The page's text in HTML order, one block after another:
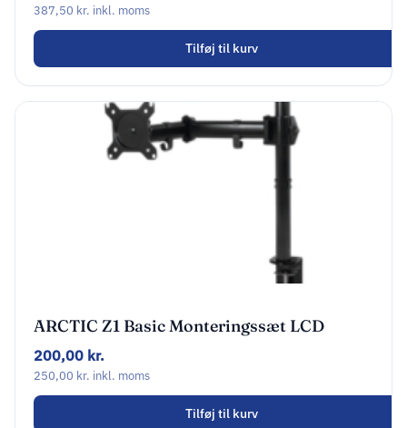
387,50 kr. inkl. moms
Tilføj til kurv
ARCTIC Z1 Basic Monteringssæt LCD
display 13″-32″
200,00 kr.
250,00 kr. inkl. moms
Tilføj til kurv